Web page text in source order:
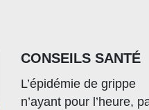
CONSEILS SANTÉ
L’épidémie de grippe
n’ayant pour l’heure,